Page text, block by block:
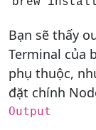
Bạn sẽ thấy
Terminal của
phụ thuộc,
đặt chính
Output